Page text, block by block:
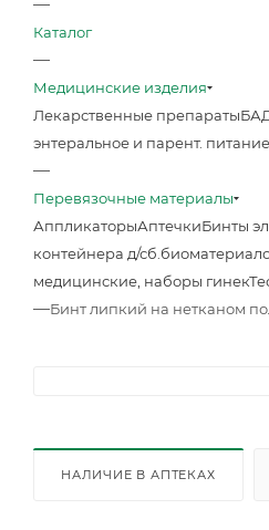
Каталог
—
Медицинские изделия
Лекарственные препараты
энтеральное и парент.
—
Перевязочные материалы
АппликаторыАптечкиБинты
контейнера д/
медицинские, наборы гинек
—Бинт липкий на нетканом
НАЛИЧИЕ В АПТЕКАХ